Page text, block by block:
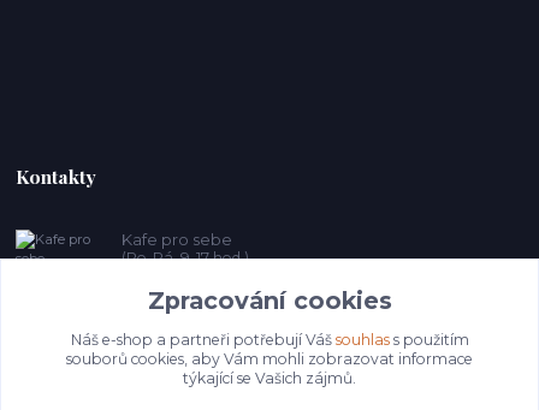
Kontakty
Kafe pro sebe
(Po-Pá, 9-17 hod.)
prosebeunicov@seznam.cz
Zpracování cookies
Náš e-shop a partneři potřebují Váš souhlass použitím
souborů cookies, aby Vám mohli zobrazovat informace
týkající se Vašich zájmů.